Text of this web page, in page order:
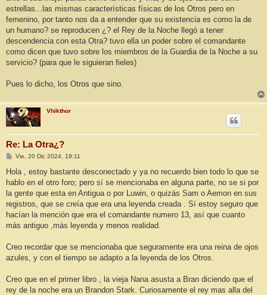
estrellas...las mismas características físicas de los Otros pero en
femenino, por tanto nos da a entender que su existencia es como la de
un humano? se reproducen ¿? el Rey de la Noche llegó a tener
descendencia con esta Otra? tuvo ella un poder sobre el comandante
como dicen que tuvo sobre los miembros de la Guardia de la Noche a su
servicio? (para que le siguieran fieles)
Pues lo dicho, los Otros que sino.
Vhikthor
Re: La Otra¿?
M
n
a
e
Vie, 20 Dic 2024, 19:11
Hola , estoy bastante desconectado y ya no recuerdo bien todo lo que se
hablo en el otro foro; pero sí se mencionaba en alguna parte, no se si por
la gente que esta en Antigua o por Luwin, o quizás Sam o Aemon en sus
registros, que se creía que era una leyenda creada . Sí estoy seguro que
hacían la mención que era el comandante numero 13, así que cuanto
más antiguo ,más leyenda y menos realidad.
Creo recordar que se mencionaba que seguramente era una reina de ojos
azules, y con el tiempo se adapto a la leyenda de los Otros.
Creo que en el primer libro , la vieja Nana asusta a Bran diciendo que el
rey de la noche era un Brandon Stark. Curiosamente el rey mas alla del